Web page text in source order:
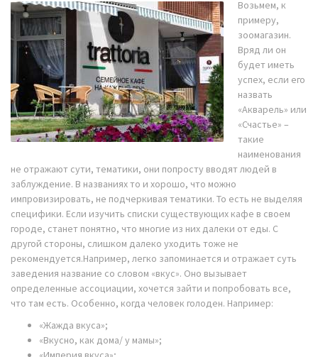
Возьмем, к
примеру,
зоомагазин.
Вряд ли он
будет иметь
успех, если его
назвать
«Акварель» или
«Счастье» –
такие
наименования
не отражают сути, тематики, они попросту вводят людей в
заблуждение. В названиях то и хорошо, что можно
импровизировать, не подчеркивая тематики. То есть не выделяя
специфики. Если изучить списки существующих кафе в своем
городе, станет понятно, что многие из них далеки от еды. С
другой стороны, слишком далеко уходить тоже не
рекомендуется.Например, легко запоминается и отражает суть
заведения название со словом «вкус». Оно вызывает
определенные ассоциации, хочется зайти и попробовать все,
что там есть. Особенно, когда человек голоден. Например:
«Жажда вкуса»;
«Вкусно, как дома/ у мамы»;